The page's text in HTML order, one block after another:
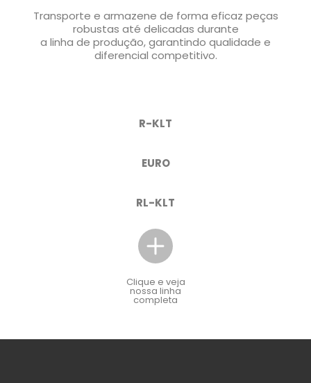
Transporte e armazene de forma eficaz peças
robustas até delicadas durante
a linha de produção, garantindo qualidade e
diferencial competitivo.
R-KLT
EURO
RL-KLT
Clique e veja
nossa linha
completa